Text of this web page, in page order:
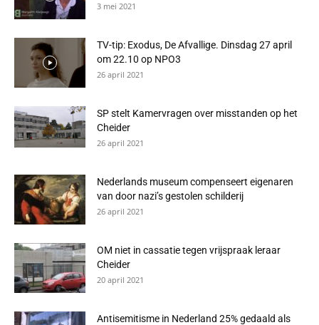
3 mei 2021
TV-tip: Exodus, De Afvallige. Dinsdag 27 april
om 22.10 op NPO3
26 april 2021
SP stelt Kamervragen over misstanden op het
Cheider
26 april 2021
Nederlands museum compenseert eigenaren
van door nazi’s gestolen schilderij
26 april 2021
OM niet in cassatie tegen vrijspraak leraar
Cheider
20 april 2021
Antisemitisme in Nederland 25% gedaald als